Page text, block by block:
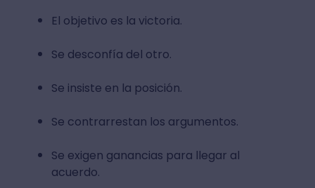
El objetivo es la victoria.
Se desconfía del otro.
Se insiste en la posición.
Se contrarrestan los argumentos.
Se exigen ganancias para llegar al
acuerdo.